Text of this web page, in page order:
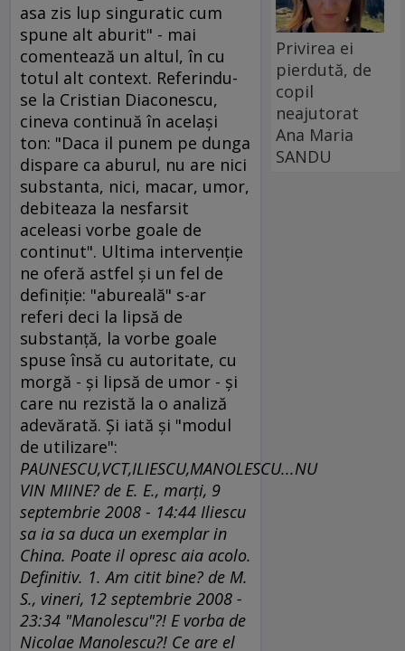
asa zis lup singuratic cum
spune alt aburit" - mai
comentează un altul, în cu
totul alt context. Referindu-
se la Cristian Diaconescu,
cineva continuă în acelaşi
ton: "Daca il punem pe dunga
dispare ca aburul, nu are nici
substanta, nici, macar, umor,
debiteaza la nesfarsit
aceleasi vorbe goale de
continut". Ultima intervenţie
ne oferă astfel şi un fel de
definiţie: "abureală" s-ar
referi deci la lipsă de
substanţă, la vorbe goale
spuse însă cu autoritate, cu
morgă - şi lipsă de umor - şi
care nu rezistă la o analiză
adevărată. Şi iată şi "modul
de utilizare":
PAUNESCU,VCT,ILIESCU,MANOLESCU...NU
VIN MIINE? de E. E., marţi, 9
septembrie 2008 - 14:44 Iliescu
sa ia sa duca un exemplar in
China. Poate il opresc aia acolo.
Definitiv. 1. Am citit bine? de M.
S., vineri, 12 septembrie 2008 -
23:34 "Manolescu"?! E vorba de
Nicolae Manolescu?! Ce are el
Privirea ei
pierdută, de
copil
neajutorat
Ana Maria
SANDU